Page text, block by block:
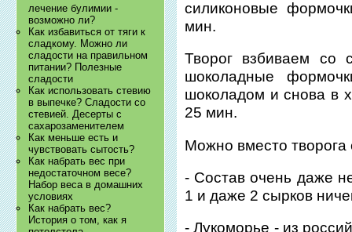
лечение булимии -
возможно ли?
Как избавиться от тяги к
сладкому. Можно ли
сладости на правильном
питании? Полезные
сладости
Как использовать стевию
в выпечке? Сладости со
стевией. Десерты с
сахарозаменителем
Как меньше есть и
чувствовать сытость?
Как набрать вес при
недостаточном весе?
Набор веса в домашних
условиях
Как набрать вес?
История о том, как я
силиконовые
мин.
Творог взбиваем со
шоколадные
шоколадом и снова в
25 мин.
Можно вместо творога
- Состав очень даже
1 и даже 2 сырков
- Лукоморье - из